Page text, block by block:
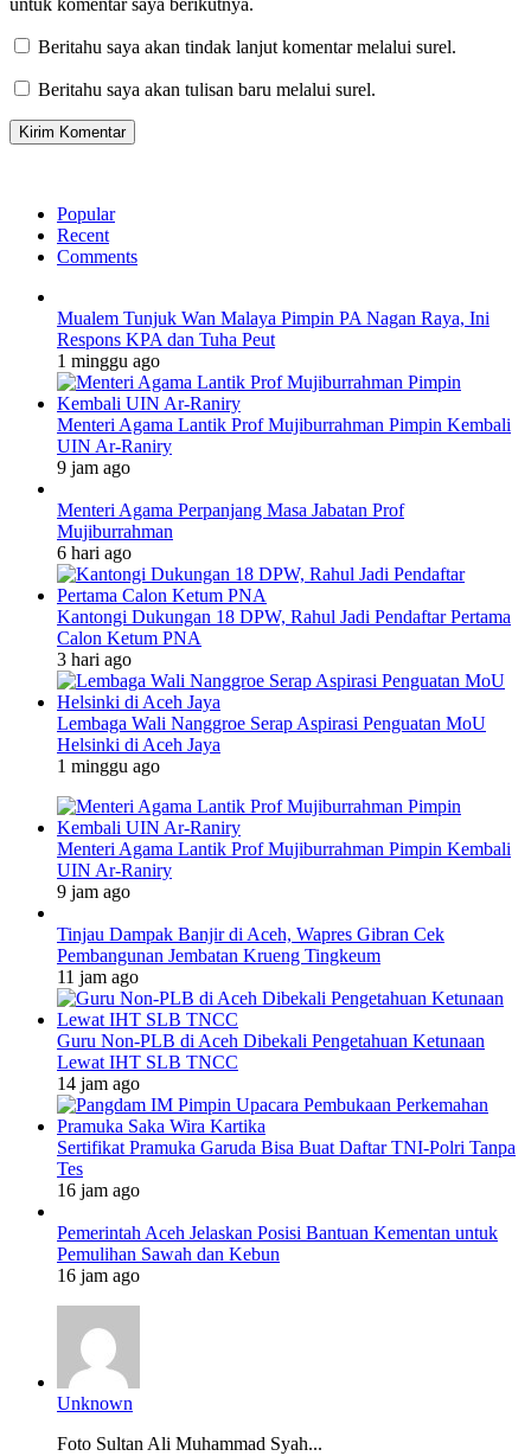
Beritahu saya akan tindak lanjut komentar melalui surel.
Beritahu saya akan tulisan baru melalui surel.
Popular
Recent
Comments
Mualem Tunjuk Wan Malaya Pimpin PA Nagan Raya, Ini
Respons KPA dan Tuha Peut
1 minggu ago
Menteri Agama Lantik Prof Mujiburrahman Pimpin Kembali
UIN Ar-Raniry
9 jam ago
Menteri Agama Perpanjang Masa Jabatan Prof
Mujiburrahman
6 hari ago
Kantongi Dukungan 18 DPW, Rahul Jadi Pendaftar Pertama
Calon Ketum PNA
3 hari ago
Lembaga Wali Nanggroe Serap Aspirasi Penguatan MoU
Helsinki di Aceh Jaya
1 minggu ago
Menteri Agama Lantik Prof Mujiburrahman Pimpin Kembali
UIN Ar-Raniry
9 jam ago
Tinjau Dampak Banjir di Aceh, Wapres Gibran Cek
Pembangunan Jembatan Krueng Tingkeum
11 jam ago
Guru Non-PLB di Aceh Dibekali Pengetahuan Ketunaan
Lewat IHT SLB TNCC
14 jam ago
Sertifikat Pramuka Garuda Bisa Buat Daftar TNI-Polri Tanpa
Tes
16 jam ago
Pemerintah Aceh Jelaskan Posisi Bantuan Kementan untuk
Pemulihan Sawah dan Kebun
16 jam ago
Unknown
Foto Sultan Ali Muhammad Syah...